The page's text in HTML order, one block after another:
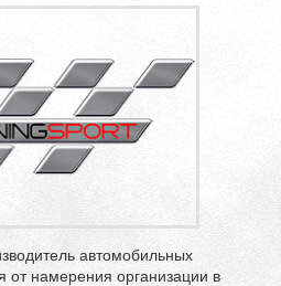
автомобильных
от намерения организации в